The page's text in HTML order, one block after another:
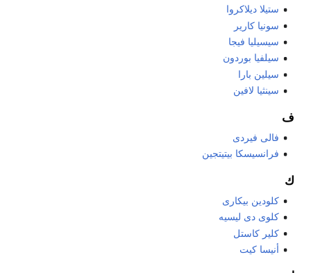
ستيلا ديلاكروا
سونيا كارير
سيسيليا فيجا
سيلفيا بوردون
سيلين بارا
سينثيا لافين
ف
فالى فيردى
فرانسيسكا بيتيتجين
ك
كلودين بيكارى
كلوى دى ليسيه
كلير كاستل
أنيسا كيت